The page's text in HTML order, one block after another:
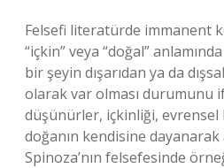
Felsefi literatürde immanent
“içkin” veya “doğal”
bir şeyin dışarıdan ya da
olarak var olması durumunu
düşünürler, içkinliği, evrensel
doğanın kendisine dayanarak
Spinoza’nın felsefesinde